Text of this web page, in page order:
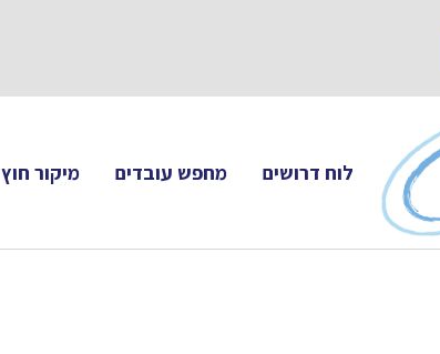
לוח דרושים מחפש עובדים מיקור חוץ